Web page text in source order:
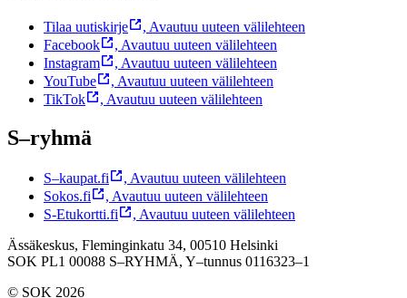
Tilaa uutiskirje , Avautuu uuteen välilehteen
Facebook
, Avautuu uuteen välilehteen
Instagram
, Avautuu uuteen välilehteen
YouTube
, Avautuu uuteen välilehteen
TikTok
, Avautuu uuteen välilehteen
S–ryhmä
S–kaupat.fi , Avautuu uuteen välilehteen
Sokos.fi
, Avautuu uuteen välilehteen
S-Etukortti.fi
, Avautuu uuteen välilehteen
Ässäkeskus, Fleminginkatu 34, 00510 Helsinki
SOK PL1 00088 S–RYHMÄ, Y–tunnus 0116323–1
© SOK 2026